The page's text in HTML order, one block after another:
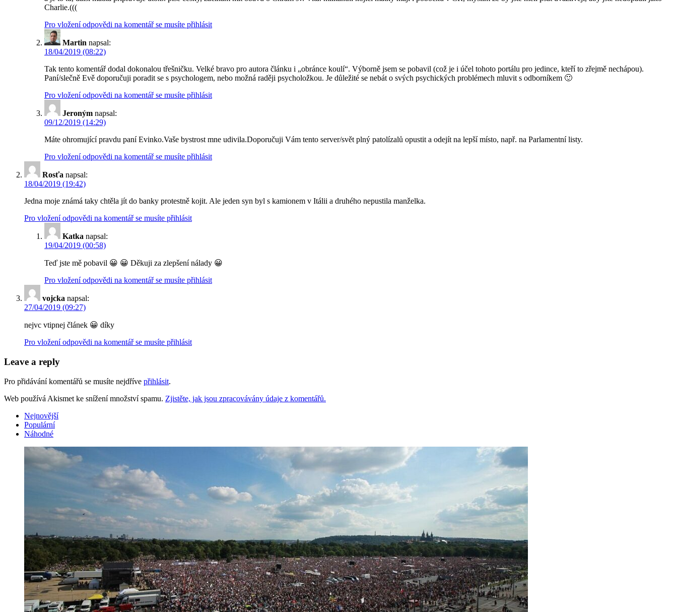
Charlie.(((
Pro vložení odpovědi na komentář se musíte přihlásit
Martin napsal:
18/04/2019 (08:22)
Tak tento komentář dodal dokonalou třešničku. Velké bravo pro autora článku i „obránce koulí“. Výborně jsem se pobavil (což je i účel tohoto portálu pro jedince, kteří to zřejmě nechápou).
Paní/slečně Evě doporučuji poradit se s psychologem, nebo možná raději psycholožkou. Je důležité se nebát o svých psychických problémech mluvit s odborníkem 🙂
Pro vložení odpovědi na komentář se musíte přihlásit
Jeroným napsal:
09/12/2019 (14:29)
Máte ohromující pravdu paní Evinko.Vaše bystrost mne udivila.Doporučuji Vám tento server/svět plný patolízalů opustit a odejít na lepší místo, např. na Parlamentní listy.
Pro vložení odpovědi na komentář se musíte přihlásit
Rosťa napsal:
18/04/2019 (19:42)
Jedna moje známá taky chtěla jít do banky protestně kojit. Ale jeden syn byl s kamionem v Itálii a druhého nepustila manželka.
Pro vložení odpovědi na komentář se musíte přihlásit
Katka napsal:
19/04/2019 (00:58)
Teď jste mě pobavil 😀 😀 Děkuji za zlepšení nálady 😀
Pro vložení odpovědi na komentář se musíte přihlásit
vojcka napsal:
27/04/2019 (09:27)
nejvc vtipnej článek 😀 díky
Pro vložení odpovědi na komentář se musíte přihlásit
Leave a reply
Pro přidávání komentářů se musíte nejdříve přihlásit.
Web používá Akismet ke snížení množství spamu. Zjistěte, jak jsou zpracovávány údaje z komentářů.
Nejnovější
Populární
Náhodné